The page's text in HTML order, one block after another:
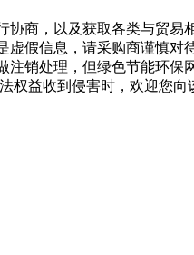
商，以及获取各类与贸
假信息，请采购商谨慎
销处理，但绿色节能环保
权益收到侵害时，欢迎